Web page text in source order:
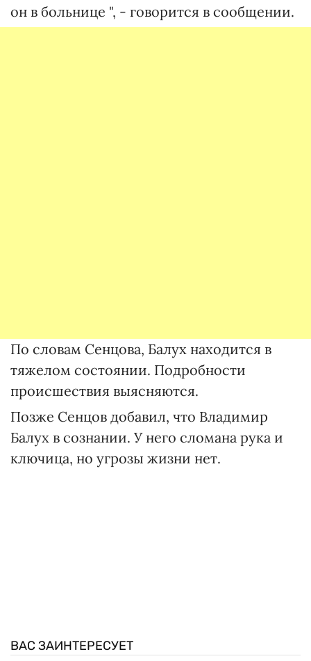
он в больнице ", - говорится в сообщении.
По словам Сенцова, Балух находится в
тяжелом состоянии. Подробности
происшествия выясняются.
Позже Сенцов добавил, что Владимир
Балух в сознании. У него сломана рука и
ключица, но угрозы жизни нет.
ВАС ЗАИНТЕРЕСУЕТ